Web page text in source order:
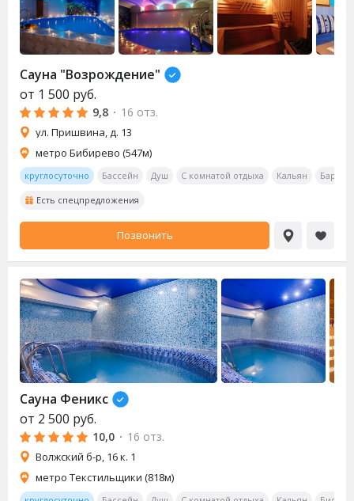
Сауна "Возрождение"
от 1 500 руб.
9,8 · 16 отз.
ул. Пришвина, д. 13
метро Бибирево (547м)
круглосуточно Бассейн Душ С комнатой отдыха Кальян Бар
Есть спецпредложения
Позвонить
Сауна Феникс
от 2 500 руб.
10,0 · 16 отз.
Волжский б-р, 16 к. 1
метро Текстильщики (818м)